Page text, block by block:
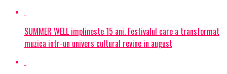
SUMMER WELL implineste 15 ani. Festivalul care a transformat
muzica intr-un univers cultural revine in august